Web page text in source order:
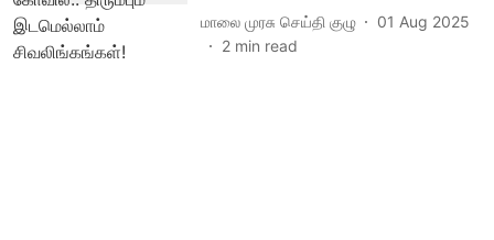
மாலை முரசு செய்தி குழு
01 Aug 2025
2 min read